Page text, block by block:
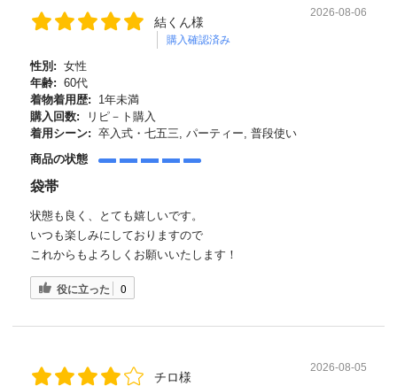
結くん様
購入確認済み
2026-08-06
性別: 女性
年齢: 60代
着物着用歴:
1年未満
購入回数:
リピ－ト購入
着用シーン: 卒入式・七五三, パーティー, 普段使い
商品の状態
袋帯
状態も良く、とても嬉しいです。
いつも楽しみにしておりますので
これからもよろしくお願いいたします！
役に立った 0
チロ様
2026-08-05